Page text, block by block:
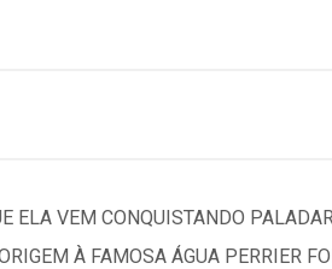
ELA VEM CONQUISTANDO
À FAMOSA ÁGUA PERRIER